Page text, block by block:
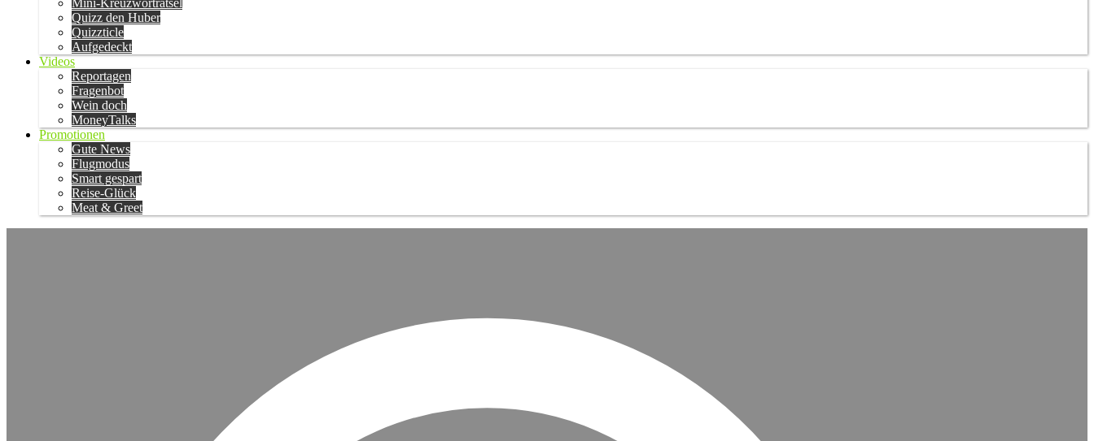
Mini-Kreuzworträtsel
Quizz den Huber
Quizzticle
Aufgedeckt
Videos
Reportagen
Fragenbot
Wein doch
MoneyTalks
Promotionen
Gute News
Flugmodus
Smart gespart
Reise-Glück
Meat & Greet